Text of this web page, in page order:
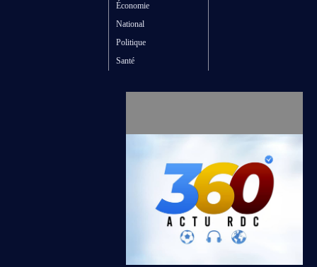
Économie
National
Politique
Santé